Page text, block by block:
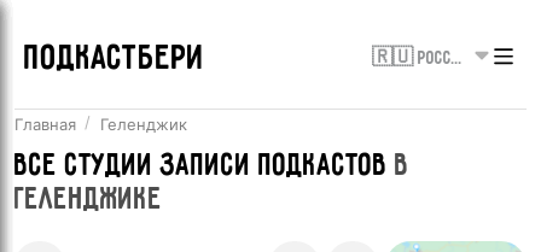
ПОДКАСТБЕРИ 🇷🇺 Россия
Главная Геленджик
ВсеСтудии записи подкастов в
Геленджике